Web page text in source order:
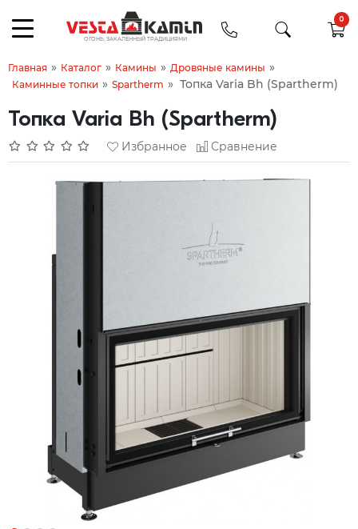
0
Главная » Каталог » Камины » Дровяные камины »
Каминные топки » Spartherm » Топка Varia Bh (Spartherm)
Топка Varia Bh (Spartherm)
Избранное Сравнение